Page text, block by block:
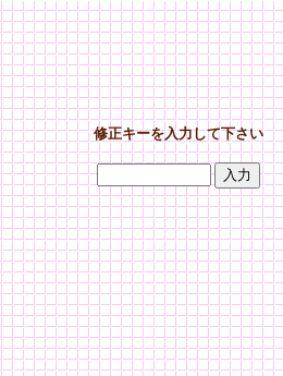
修正キーを入力して下さい